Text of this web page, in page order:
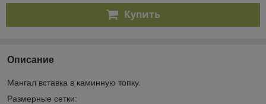
Купить
Описание
Мангал вставка в каминную топку.
Размерные сетки: